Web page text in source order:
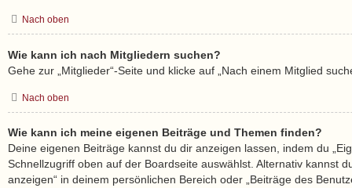
Nach oben
Wie kann ich nach Mitgliedern suchen?
Gehe zur „Mitglieder“-Seite und klicke auf „Nach einem Mitglied
Nach oben
Wie kann ich meine eigenen Beiträge und Themen finden?
Deine eigenen Beiträge kannst du dir anzeigen lassen, indem du
Schnellzugriff oben auf der Boardseite auswählst. Alternativ kannst
anzeigen“ in deinem persönlichen Bereich oder „Beiträge des